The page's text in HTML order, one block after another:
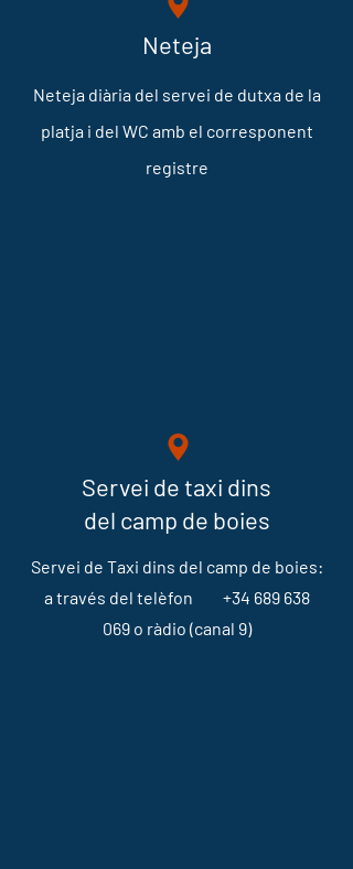
Neteja
Neteja diària del servei de dutxa de la
platja i del WC amb el corresponent
registre
Servei de taxi dins
del camp de boies
Servei de Taxi dins del camp de boies:
a través del telèfon +34 689 638
069o ràdio (canal 9)